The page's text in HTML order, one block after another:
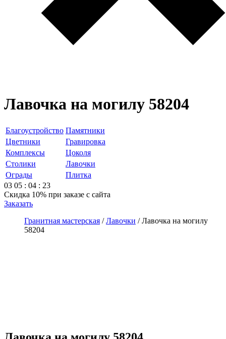
Лавочка на могилу 58204
Благоустройство Памятники
Цветники
Гравировка
Комплексы
Цоколя
Столики
Лавочки
Ограды
Плитка
03 05 : 04 : 23
Скидка 10% при заказе с сайта
Заказать
Гранитная мастерская /Лавочки /Лавочка на могилу
58204